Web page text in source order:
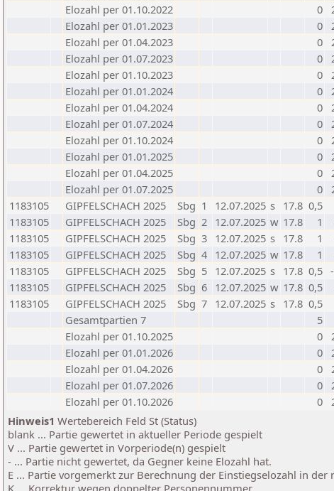
Elozahl per 01.10.2022
0
Elozahl per 01.01.2023
0
Elozahl per 01.04.2023
0
Elozahl per 01.07.2023
0
Elozahl per 01.10.2023
0
Elozahl per 01.01.2024
0
Elozahl per 01.04.2024
0
Elozahl per 01.07.2024
0
Elozahl per 01.10.2024
0
Elozahl per 01.01.2025
0
Elozahl per 01.04.2025
0
Elozahl per 01.07.2025
0
1183105
GIPFELSCHACH 2025 Sbg 1 12.07.2025 s 17.8 0,5
1183105
GIPFELSCHACH 2025 Sbg 2 12.07.2025 w 17.8 1
1183105
GIPFELSCHACH 2025 Sbg 3 12.07.2025 s 17.8 1
1183105
GIPFELSCHACH 2025 Sbg 4 12.07.2025 w 17.8 1
1183105
GIPFELSCHACH 2025 Sbg 5 12.07.2025 s 17.8 0,5
1183105
GIPFELSCHACH 2025 Sbg 6 12.07.2025 w 17.8 0,5
1183105
GIPFELSCHACH 2025 Sbg 7 12.07.2025 s 17.8 0,5
Gesamtpartien 7
5
Elozahl per 01.10.2025
0
Elozahl per 01.01.2026
0
Elozahl per 01.04.2026
0
Elozahl per 01.07.2026
0
Elozahl per 01.10.2026
0
Hinweis1 Wertebereich Feld St (Status)
blank ... Partie gewertet in aktueller Periode gespielt
V ... Partie gewertet in Vorperiode(n) gespielt
- ... Partie nicht gewertet, da Gegner keine Elozahl hat.
E ... Partie vorgemerkt zur Berechnung der Einstiegselozahl in der
K ... Korrektur wegen doppelter Personennummer.